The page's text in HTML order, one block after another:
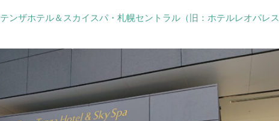
テンザホテル＆スカイスパ・札幌セントラル（旧：ホテルレオパレス